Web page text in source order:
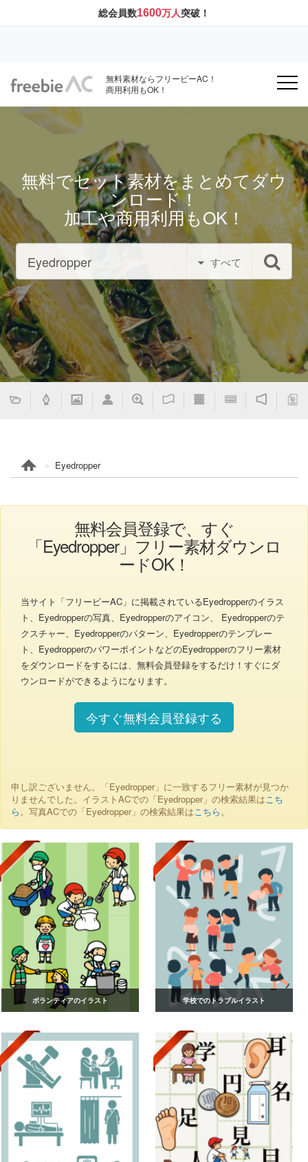
総会員数1600万人突破！
無料素材ならフリービーAC！
商用利用もOK！
無料でセット素材をまとめてダウ
ンロード！
加工や商用利用もOK！
すべて
Eyedropper
無料会員登録で、すぐ
「Eyedropper」フリー素材ダウンロ
ードOK！
当サイト「フリービーAC」に掲載されているEyedropperのイラス
ト、Eyedropperの写真、Eyedropperのアイコン、 Eyedropperのテ
クスチャー、Eyedropperのパターン、Eyedropperのテンプレー
ト、EyedropperのパワーポイントなどのEyedropperのフリー素材
をダウンロードをするには、無料会員登録をするだけ！すぐにダ
ウンロードができるようになります。
今すぐ無料会員登録する
申し訳ございません。「Eyedropper」に一致するフリー素材が見つか
りませんでした。イラストACでの「Eyedropper」の検索結果はこち
ら。写真ACでの「Eyedropper」の検索結果はこちら。
ボランティアのイラスト 学校でのトラブルイラスト